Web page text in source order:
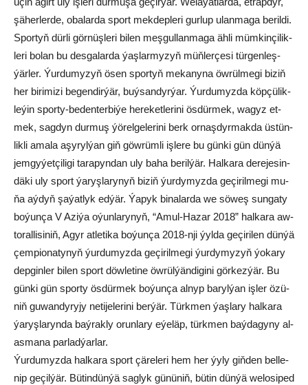
şä­her­ler­de, oba­lar­da sport mek­dep­le­ri gur­lup ulan­ma­ga be­ril­di.
Spor­tyň dür­li gör­nüş­le­ri bi­len meş­gul­lan­ma­ga äh­li müm­kin­çi­lik­
le­ri bo­lan bu des­ga­lar­da ýaş­lar­my­zyň müň­ler­çe­si tür­gen­leş­
ýär­ler. Ýur­du­my­zyň ösen spor­tyň me­ka­ny­na öw­rül­me­gi bi­ziň
her bi­ri­mi­zi be­gen­dir­ýär, buý­san­dyr­ýar. Ýur­du­myz­da köp­çü­lik­
le­ýin spor­ty-be­den­ter­bi­ýe he­re­ket­le­ri­ni ös­dür­mek, wa­gyz et­
mek, sag­dyn dur­muş ýö­rel­ge­le­ri­ni berk or­naş­dyr­mak­da üs­tün­
lik­li ama­la aşy­ryl­ýan giň göw­rüm­li iş­le­re bu gün­ki gün dün­ýä
jem­gy­ýet­çi­li­gi ta­ra­pyn­dan uly ba­ha be­ril­ýär. Hal­ka­ra de­re­je­sin­
dä­ki uly sport ýa­ryş­la­ry­nyň bi­ziň ýur­dy­myz­da ge­çi­ril­me­gi mu­
ňa aý­dyň şa­ýat­lyk ed­ýär. Ýa­pyk bi­na­lar­da we sö­weş sun­ga­ty
bo­ýun­ça V Azi­ýa oýun­la­ry­nyň, “Amul-Ha­zar 2018” hal­ka­ra aw­
to­ral­li­si­niň, Agyr at­le­ti­ka bo­ýun­ça 2018-nji ýyl­da ge­çi­ri­len dün­ýä
çem­pio­na­ty­nyň ýur­du­myz­da ge­çi­ril­me­gi ýur­dy­my­zyň ýo­ka­ry
dep­gin­ler bi­len sport döw­le­ti­ne öw­rül­ýän­di­gi­ni gör­kez­ýär. Bu
gün­ki gün spor­ty ös­dür­mek bo­ýun­ça al­nyp ba­ryl­ýan iş­ler özü­
niň gu­wan­dy­ry­jy ne­ti­je­le­ri­ni ber­ýär. Türk­men ýaş­la­ry hal­ka­ra
ýa­ryş­la­ryn­da baý­rak­ly orun­la­ry eýe­läp, türk­men baý­da­gy­ny al-
as­ma­na par­lad­ýar­lar.
Ýur­du­myz­da hal­ka­ra sport çä­re­le­ri hem her ýy­ly giň­den bel­le­
nip ge­çil­ýär. Bü­tin­dün­ýä sag­lyk gü­nü­niň, bü­tin dün­ýä we­lo­si­ped